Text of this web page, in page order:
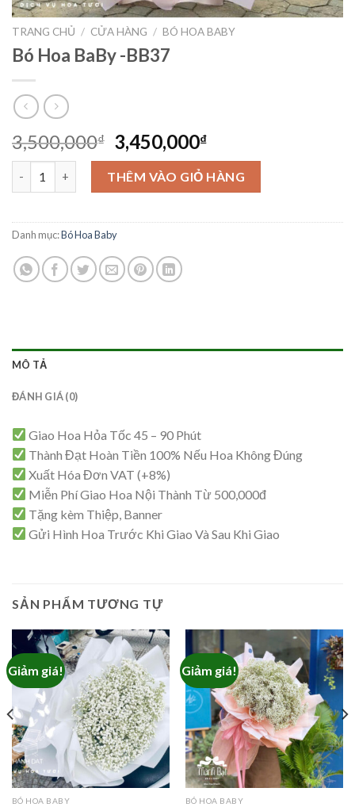
TRANG CHỦ / CỬA HÀNG / BÓ HOA BABY
Bó Hoa BaBy -BB37
3,500,000₫ Giá
gốc
là:
3,500,000₫.
3,450,000₫Giá
hiện
tại
là:
3,450,000₫.
Bó Hoa BaBy -BB37 số lượngTHÊM VÀO GIỎ HÀNG
Danh mục:Bó Hoa Baby
MÔ TẢ
ĐÁNH GIÁ (0)
Giao Hoa Hỏa Tốc 45 – 90 Phút
Thành Đạt Hoàn Tiền 100% Nếu Hoa Không Đúng
Xuất Hóa Đơn VAT (+8%)
Miễn Phí Giao Hoa Nội Thành Từ 500,000đ
Tặng kèm Thiệp, Banner
Gửi Hình Hoa Trước Khi Giao Và Sau Khi Giao
SẢN PHẨM TƯƠNG TỰ
Giảm giá!
BÓ HOA BABY
Giảm giá!
BÓ HOA BABY